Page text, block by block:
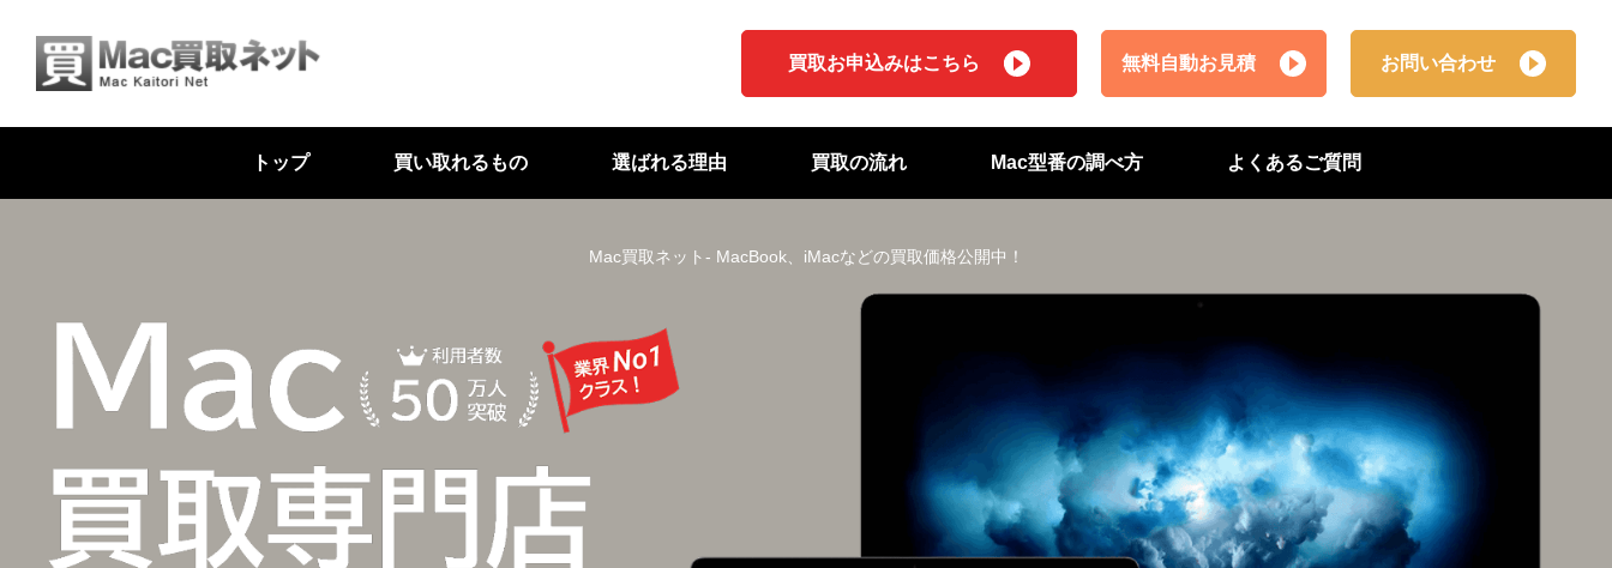
買取お申込みはこちら 無料自動お見積 お問い合わせ
トップ 買い取れるもの 選ばれる理由 買取の流れ Mac型番の調べ方 よくあるご質問
Mac買取ネット- MacBook、iMacなどの買取価格公開中！